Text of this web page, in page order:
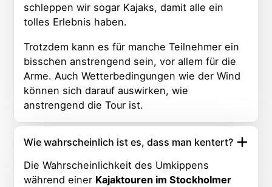
schleppen wir sogar Kajaks, damit alle ein
tolles Erlebnis haben.
Trotzdem kann es für manche Teilnehmer ein
bisschen anstrengend sein, vor allem für die
Arme. Auch Wetterbedingungen wie der Wind
können sich darauf auswirken, wie
anstrengend die Tour ist.
Wie wahrscheinlich ist es, dass man kentert?
Die Wahrscheinlichkeit des Umkippens
während einer Kajaktouren im Stockholmer